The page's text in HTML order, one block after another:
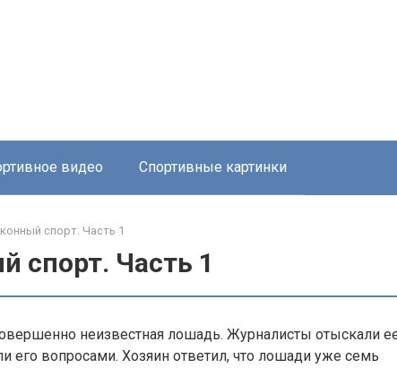
видео Спортивные картинки
спорт. Часть 1
спорт. Часть 1
неизвестная лошадь. Журналисты отыскали
его вопросами. Хозяин ответил, что лошади уже семь